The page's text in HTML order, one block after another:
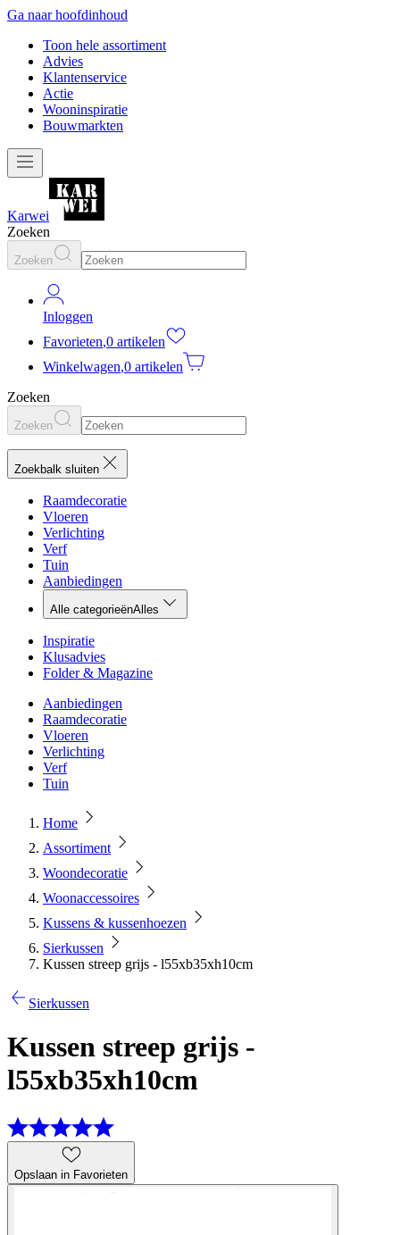
Ga naar hoofdinhoud
Toon hele assortiment
Advies
Klantenservice
Actie
Wooninspiratie
Bouwmarkten
Karwei
Zoeken
Zoeken
Inloggen
Favorieten,0 artikelen
Winkelwagen,0 artikelen
Zoeken
Zoeken
Zoekbalk sluiten
Raamdecoratie
Vloeren
Verlichting
Verf
Tuin
Aanbiedingen
Alle categorieënAlles
Inspiratie
Klusadvies
Folder & Magazine
Aanbiedingen
Raamdecoratie
Vloeren
Verlichting
Verf
Tuin
Home
Assortiment
Woondecoratie
Woonaccessoires
Kussens & kussenhoezen
Sierkussen
Kussen streep grijs - l55xb35xh10cm
Sierkussen
Kussen streep grijs -
l55xb35xh10cm
Opslaan in Favorieten